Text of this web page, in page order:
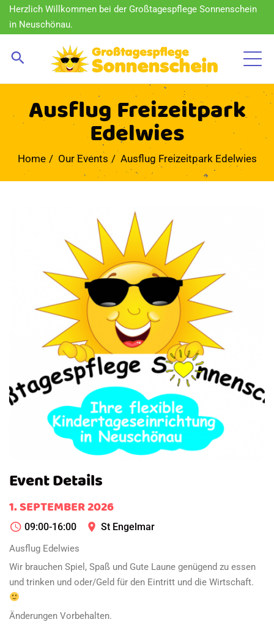
Herzlich Willkommen bei der Großtagespflege Sonnenschein
in Neuschönau.
Ausflug Freizeitpark
Edelwies
Home Our Events Ausflug Freizeitpark Edelwies
Event Details
1. SEPTEMBER 2026
09:00-16:00 St Engelmar
Ausflug Edelwies
Wir brauchen Spiel, Spaß und Gute Laune genügend zu essen
und trinken und oder/Geld für den Eintritt und die Wirtschaft.
Änderungen Vorbehalten.